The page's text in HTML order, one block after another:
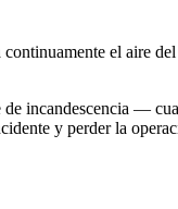
el aire
incandescencia —
y perder la